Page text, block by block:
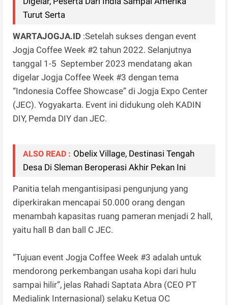
Turut Serta
WARTAJOGJA.ID :Setelah sukses dengan event
Jogja Coffee Week #2 tahun 2022. Selanjutnya
tanggal 1-5 September 2023 mendatang akan
digelar Jogja Coffee Week #3 dengan tema
“Indonesia Coffee Showcase” di Jogja Expo Center
(JEC). Yogyakarta. Event ini didukung oleh KADIN
DIY, Pemda DIY dan JEC.
ALSO READ : Obelix Village, Destinasi Tengah
Desa Di Sleman Beroperasi Akhir Pekan Ini
Panitia telah mengantisipasi pengunjung yang
diperkirakan mencapai 50.000 orang dengan
menambah kapasitas ruang pameran menjadi 2 hall,
yaitu hall B dan ball C JEC.
“Tujuan event Jogja Coffee Week #3 adalah untuk
mendorong perkembangan usaha kopi dari hulu
sampai hilir”, jelas Rahadi Saptata Abra (CEO PT
Medialink Internasional) selaku Ketua OC